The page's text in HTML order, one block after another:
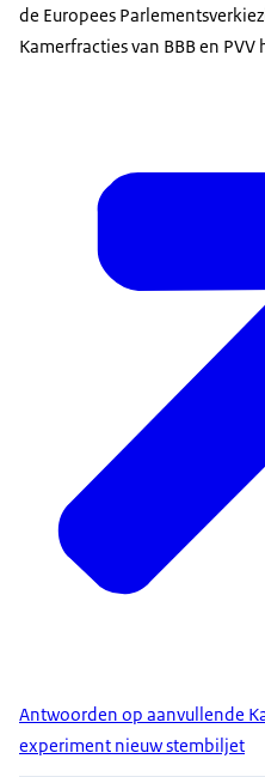
de Europees
Kamerfracties van BBB en
Antwoorden op aanvullende
experiment nieuw stembiljet